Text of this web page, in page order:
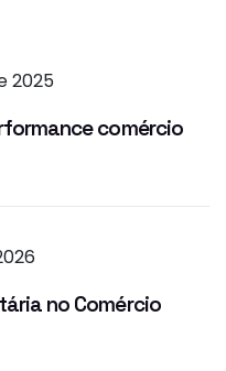
2025
comércio
no Comércio